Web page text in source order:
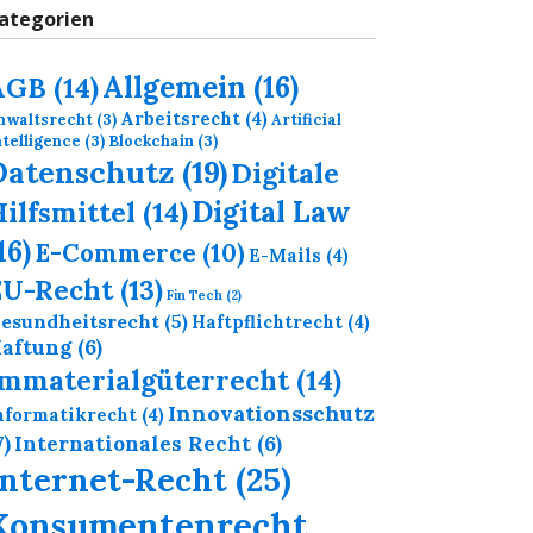
(14)Allgemein (16)
(3) Arbeitsrecht (4)Artificial
(3) Blockchain (3)
(19)Digitale
(14)Digital Law
E-Commerce (10) E-Mails (4)
Recht(13) Fin Tech (2)
(5) Haftpflichtrecht (4)
(6)
(14)
(4) Innovationsschutz
Internationales Recht (6)
Recht (25)